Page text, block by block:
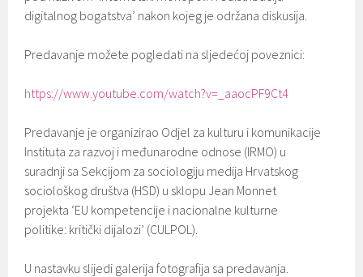
digitalnog bogatstva’ nakon kojeg je održana diskusija.
Predavanje možete pogledati na sljedećoj poveznici:
https://www.youtube.com/watch?v=_aaocPF9Ct4
Predavanje je organizirao Odjel za kulturu i komunikacije
Instituta za razvoj i međunarodne odnose (IRMO) u
suradnji sa Sekcijom za sociologiju medija Hrvatskog
sociološkog društva (HSD) u sklopu Jean Monnet
projekta ‘EU kompetencije i nacionalne kulturne
politike: kritički dijalozi’ (CULPOL).
U nastavku slijedi galerija fotografija sa predavanja.